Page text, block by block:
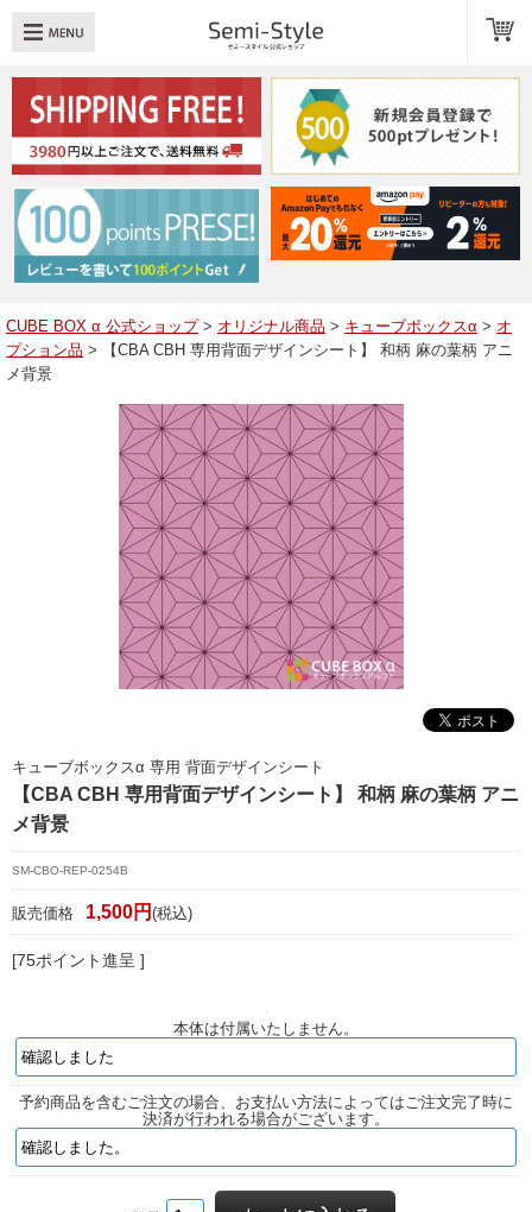
：透明扉 引き出し LED
へ戻る
品一覧
ューブボックスαレイアウト例
料・お支払いについて
イページ/会員登録
定商取引法に基づく表記
CUBE BOX α 公式ショップ> オリジナル商品 > キューブボックスα > オ
プション品 > 【CBA CBH 専用背面デザインシート】 和柄 麻の葉柄 アニ
メ背景
キューブボックスα 専用 背面デザインシート
【CBA CBH 専用背面デザインシート】 和柄 麻の葉柄 アニ
メ背景
SM-CBO-REP-0254B
販売価格 1,500円 (税込)
[75ポイント進呈 ]
本体は付属いたしません。
予約商品を含むご注文の場合、お支払い方法によってはご注文完了時に
決済が行われる場合がございます。